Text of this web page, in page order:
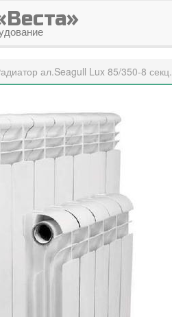
ал.Seagull Lux 85/350-8 секц.